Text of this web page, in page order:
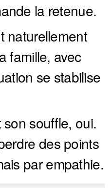
la retenue.
naturellement
famille, avec
se stabilise
souffle, oui.
des points
par empathie.